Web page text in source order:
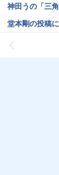
神田うの「三
堂本剛の投稿